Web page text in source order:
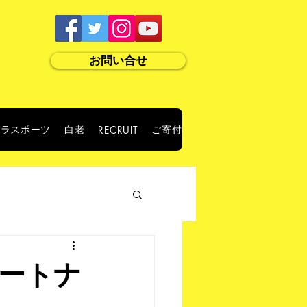
お問い合せ
スポーツ 白老 RECRUIT ご寄付のお願い
トナ